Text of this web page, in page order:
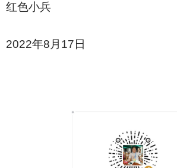
红色小兵
2022年8月17日